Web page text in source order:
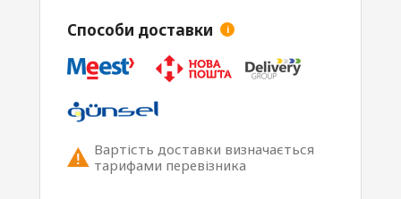
Способи доставки i
Вартість доставки визначається
тарифами перевізника